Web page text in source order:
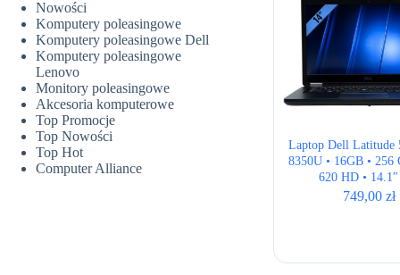
Laptop Dell Latitude
8350U • 16GB • 256
620 HD •
749,00 zł
Nowości
Komputery poleasingowe
Komputery poleasingowe Dell
Komputery poleasingowe
Lenovo
Monitory poleasingowe
Akcesoria komputerowe
Top Promocje
Top Nowości
Top Hot
Computer Alliance